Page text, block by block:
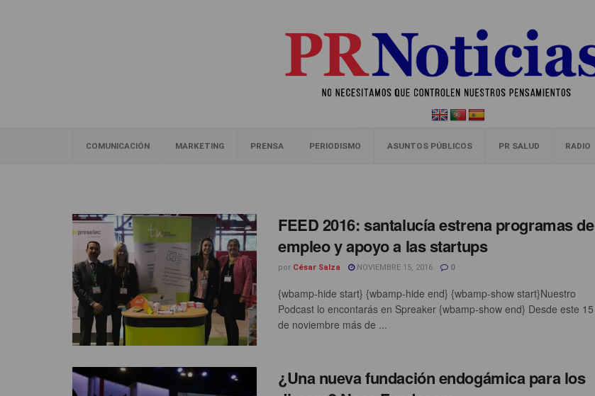
COMUNICACIÓN MARKETING PRENSA PERIODISMO ASUNTOS PÚBLICOS PR SALUD RADIO
FEED 2016: santalucía estrena programas de
empleo y apoyo a las startups
por César Salza NOVIEMBRE 15, 2016 0
{wbamp-hide start} {wbamp-hide end} {wbamp-show start}Nuestro
Podcast lo encontarás en Spreaker {wbamp-show end} Desde este 15
de noviembre más de ...
¿Una nueva fundación endogámica para los